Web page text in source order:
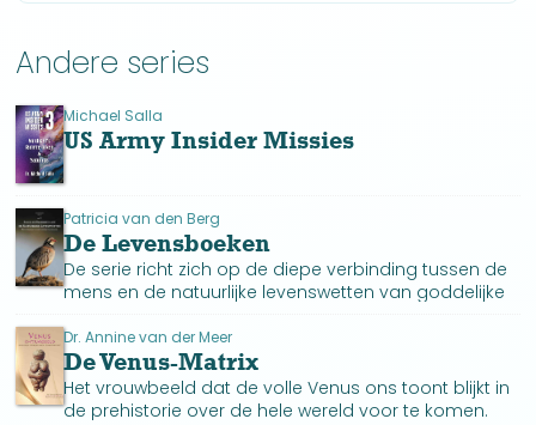
Andere series
Michael Salla
US Army Insider Missies
Patricia van den Berg
De Levensboeken
De serie richt zich op de diepe verbinding tussen de
mens en de natuurlijke levenswetten van goddelijke
wetten uit te leggen.
Dr. Annine van der Meer
De Venus-Matrix
Het vrouwbeeld dat de volle Venus ons toont blijkt in
de prehistorie over de hele wereld voor te komen.